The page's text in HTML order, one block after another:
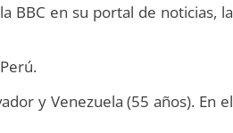
BBC en su portal de noticias, la
y Venezuela (55 años). En el